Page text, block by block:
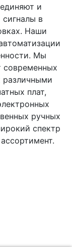
и
в
Наши
Мы
современных
различными
плат,
ручных
спектр